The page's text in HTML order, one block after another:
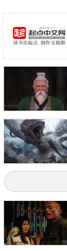
萧鼎也是非常
仙》可谓是鼎
不提起《诛仙
前十名里也是
关键字：小说
共3页: 上一页